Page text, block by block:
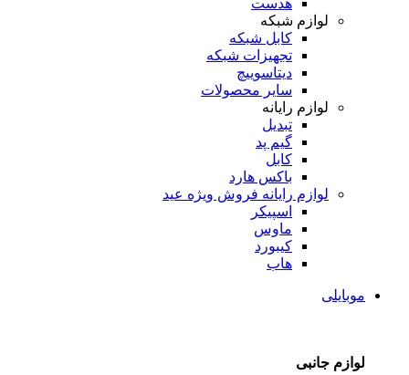
لوازم شبکه
کابل شبکه
تجهیزات شبکه
دیتاسوییچ
سایر محصولات
لوازم رایانه
تبدیل
گیم پد
کابل
باکس هارد
لوازم رایانه فروش ویژه عید
اسپیکر
ماوس
کیبورد
هاب
موبایلی
لوازم جانبی